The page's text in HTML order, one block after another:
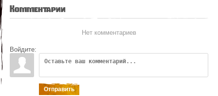
Комментарии
Нет комментариев
Войдите:
Отправить